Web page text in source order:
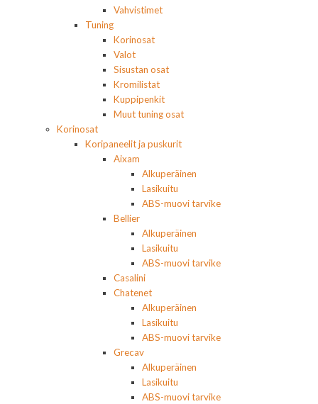
Vahvistimet
Tuning
Korinosat
Valot
Sisustan osat
Kromilistat
Kuppipenkit
Muut tuning osat
Korinosat
Koripaneelit ja puskurit
Aixam
Alkuperäinen
Lasikuitu
ABS-muovi tarvike
Bellier
Alkuperäinen
Lasikuitu
ABS-muovi tarvike
Casalini
Chatenet
Alkuperäinen
Lasikuitu
ABS-muovi tarvike
Grecav
Alkuperäinen
Lasikuitu
ABS-muovi tarvike